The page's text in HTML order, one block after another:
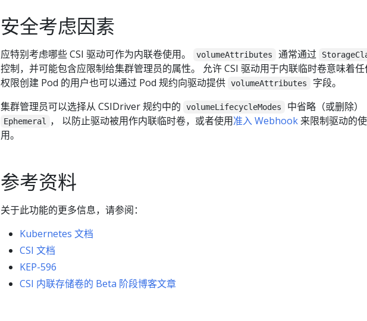
安全考虑因素
应特别考虑哪些 CSI 驱动可作为内联卷使用。 volumeAttributes 通常通过
控制，并可能包含应限制给集群管理员的属性。 允许 CSI 驱动用于内联临时卷意味着
权限创建 Pod 的用户也可以通过 Pod 规约向驱动提供 volumeAttributes
字段。
集群管理员可以选择从 CSIDriver 规约中的
volumeLifecycleModes 中省略（或删除）
Ephemeral ， 以防止驱动被用作内联临时卷，或者使用准入 Webhook来限制驱动的使
用。
参考资料
关于此功能的更多信息，请参阅：
Kubernetes 文档
CSI 文档
KEP-596
CSI 内联存储卷的 Beta 阶段博客文章